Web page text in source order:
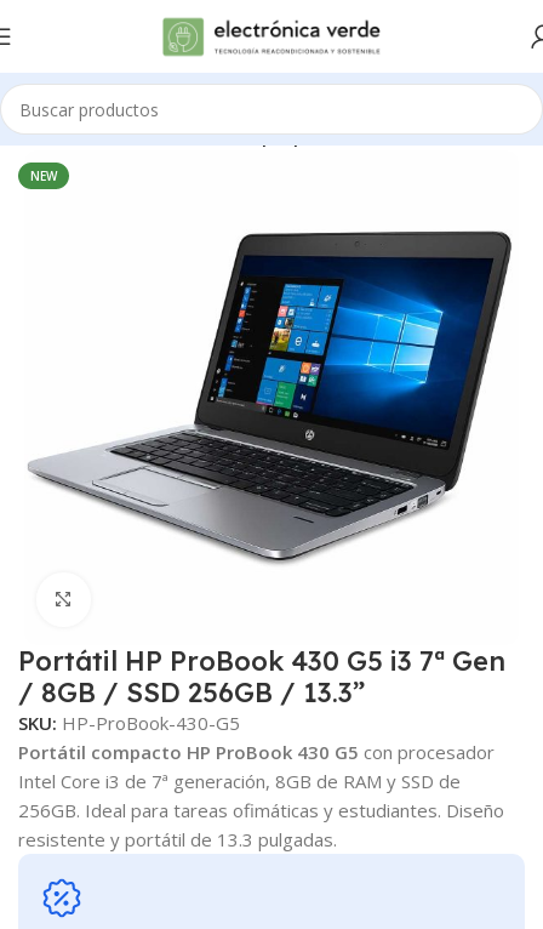
Inicio Portátiles Business Laptop
NEW
Portátil HP ProBook 430 G5 i3 7ª Gen
/ 8GB / SSD 256GB / 13.3”
SKU: HP-ProBook-430-G5
Portátil compacto HP ProBook 430 G5 con procesador
Intel Core i3 de 7ª generación, 8GB de RAM y SSD de
256GB. Ideal para tareas ofimáticas y estudiantes. Diseño
resistente y portátil de 13.3 pulgadas.